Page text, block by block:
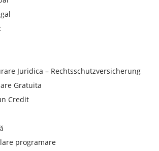
Juridica – Rechtsschutzversicherung
Gratuita
Credit
programare